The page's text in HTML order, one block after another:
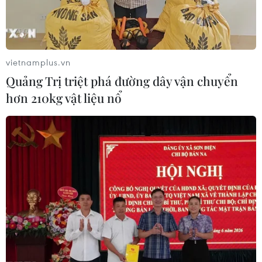
Tổng Biên tập: TRẦN TIẾN DUẨN
Phó Tổng Biên tập: NGUYỄN THỊ TÁM, KHÚC THANH
Sở hữu trí tuệ
Quy định sử dụng
Ngôn ngữ
TTXVN
Dịch vụ tin
Quảng cáo
Giấy phép số: 1374/GP-BTTTT do Bộ Thông tin và Truyền thông
cấp ngày 11/9/2008.
vietnamplus.vn
Quảng Trị triệt phá đường dây vận chuyển
hơn 210kg vật liệu nổ